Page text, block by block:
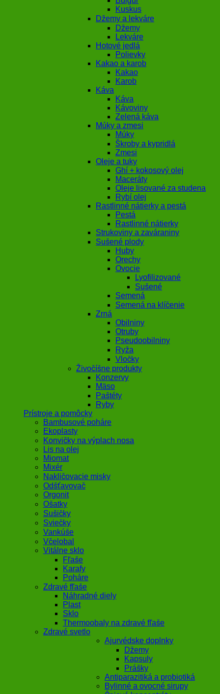
Kuskus
Džemy a lekváre
Džemy
Lekváre
Hotové jedlá
Polievky
Kakao a karob
Kakao
Karob
Káva
Káva
Kávoviny
Zelená káva
Múky a zmesi
Múky
Škroby a kypridlá
Zmesi
Oleje a tuky
Ghí + kokosový olej
Maceráty
Oleje lisované za studena
Rybí olej
Rastlinné nátierky a pestá
Pestá
Rastlinné nátierky
Strukoviny a zaváraniny
Sušené plody
Huby
Orechy
Ovocie
Lyofilizované
Sušené
Semená
Semená na klíčenie
Zrná
Obilniny
Otruby
Pseudoobilniny
Ryža
Vločky
Živočíšne produkty
Konzervy
Mäso
Paštéty
Ryby
Prístroje a pomôcky
Bambusové poháre
Ekoplasty
Konvičky na výplach nosa
Lis na olej
Miomat
Mixér
Nakličovacie misky
Odšťavovač
Orgonit
Ošatky
Sušičky
Sviečky
Vankúše
Včelobal
Vitálne sklo
Fľaše
Karafy
Poháre
Zdravé fľaše
Náhradné diely
Plast
Sklo
Thermoobaly na zdravé fľaše
Zdravé svetlo
Ajurvédske doplnky
Džemy
Kapsuly
Prášky
Antiparazitiká a probiotiká
Bylinné a ovocné sirupy